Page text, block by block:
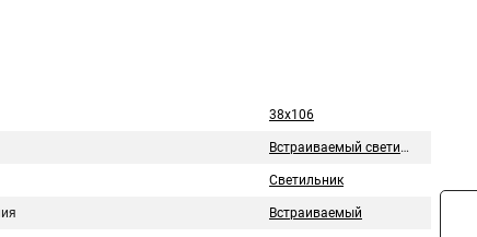
38х106
Встраиваемый светильник
Светильник
Встраиваемый